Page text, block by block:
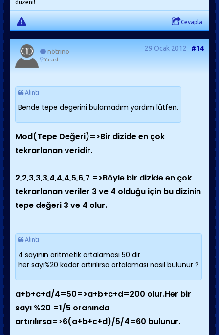
düzeni!
Cevapla
nötrino
Yasaklı
29 Ocak 2012 #14
Alıntı
Bende tepe degerini bulamadım yardım lütfen.
Mod(Tepe Değeri)=>Bir dizide en çok
tekrarlanan veridir.
2,2,3,3,3,4,4,4,5,6,7 =>Böyle bir dizide en çok
tekrarlanan veriler 3 ve 4 olduğu için bu dizinin
tepe değeri 3 ve 4 olur.
Alıntı
4 sayının aritmetik ortalaması 50 dir
her sayı%20 kadar artırılırsa ortalaması nasıl bulunur ?
a+b+c+d/4=50=>a+b+c+d=200 olur.Her bir
sayı %20 =1/5 oranında
artırılırsa=>6(a+b+c+d)/5/4=60 bulunur.